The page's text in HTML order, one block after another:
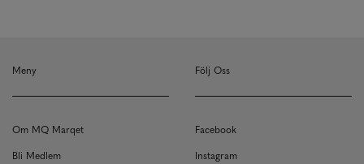
Meny
Om MQ Marqet
Bli Medlem
Följ Oss
Facebook
Instagram